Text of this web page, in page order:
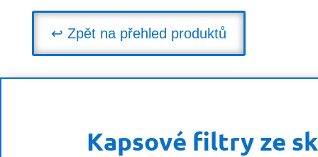
↩ Zpět na přehled produktů
Kapsové filtry ze